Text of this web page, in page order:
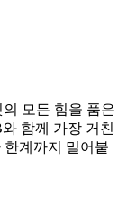
모든 힘을 품은
함께 가장 거친
한계까지 밀어붙